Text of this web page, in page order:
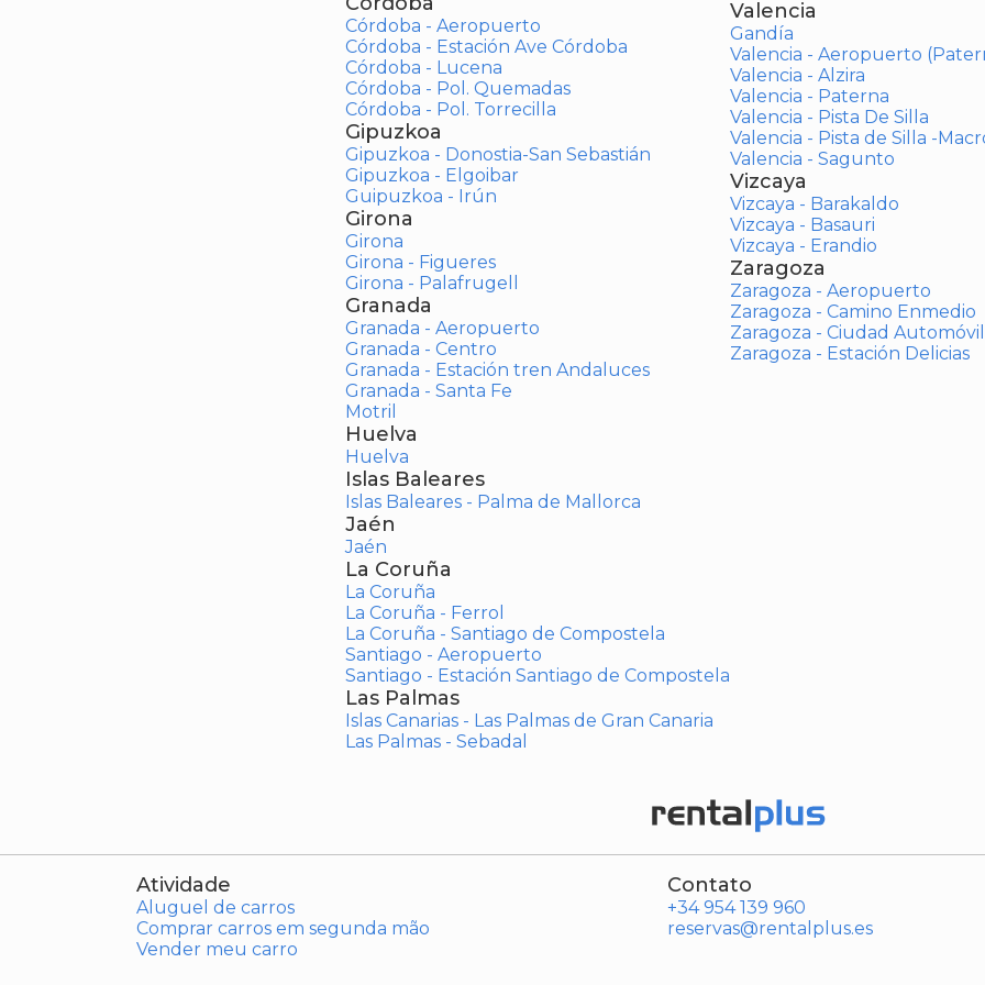
Córdoba - Aeropuerto
Córdoba - Estación Ave Córdoba
Córdoba - Lucena
Córdoba - Pol. Quemadas
Córdoba - Pol. Torrecilla
Gipuzkoa
Gipuzkoa - Donostia-San Sebastián
Gipuzkoa - Elgoibar
Guipuzkoa - Irún
Girona
Girona
Girona - Figueres
Girona - Palafrugell
Granada
Granada - Aeropuerto
Granada - Centro
Granada - Estación tren Andaluces
Granada - Santa Fe
Motril
Huelva
Huelva
Islas Baleares
Islas Baleares - Palma de Mallorca
Jaén
Jaén
La Coruña
La Coruña
La Coruña - Ferrol
La Coruña - Santiago de Compostela
Santiago - Aeropuerto
Santiago - Estación Santiago de Compostela
Las Palmas
Islas Canarias - Las Palmas de Gran Canaria
Las Palmas - Sebadal
Valencia
Gandía
Valencia - Aeropuerto
Valencia - Alzira
Valencia - Paterna
Valencia - Pista De Silla
Valencia - Pista de Silla -
Valencia - Sagunto
Vizcaya
Vizcaya - Barakaldo
Vizcaya - Basauri
Vizcaya - Erandio
Zaragoza
Zaragoza - Aeropuerto
Zaragoza - Camino Enmedio
Zaragoza - Ciudad Automóvil
Zaragoza - Estación Delicias
Atividade
Aluguel de carros
Comprar carros em segunda mão
Vender meu carro
Contato
+34 954 139 960
reservas@rentalplus.es